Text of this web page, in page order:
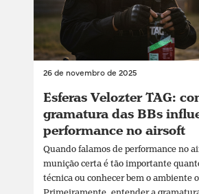
26 de novembro de 2025
Esferas Velozter TAG:
gramatura das BBs
performance no airsoft
Quando falamos de performance no
munição certa é tão importante
técnica ou conhecer bem o ambiente